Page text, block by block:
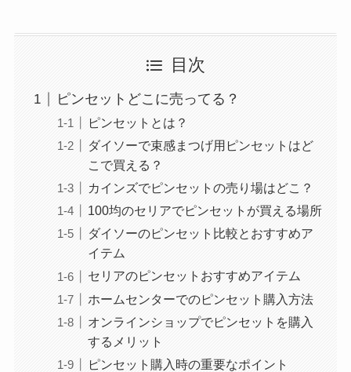
目次
ピンセットどこに売ってる？
ピンセットとは？
ダイソーで束感まつげ用ピンセットはど
こで買える？
カインズでピンセットの売り場はどこ？
100均のセリアでピンセットが買える場所
ダイソーのピンセット比較とおすすめア
イテム
セリアのピンセットおすすめアイテム
ホームセンターでのピンセット購入方法
オンラインショップでピンセットを購入
するメリット
ピンセット購入時の重要なポイント